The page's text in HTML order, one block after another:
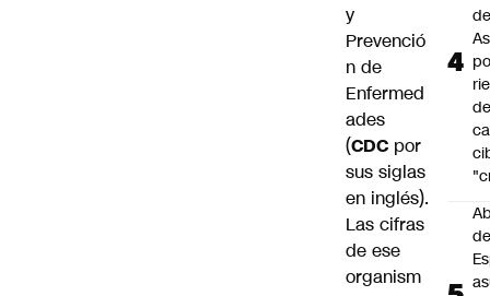
y
Prevenció
n de
Enfermed
ades
(CDC por
sus siglas
en inglés).
Las cifras
de ese
organism
de